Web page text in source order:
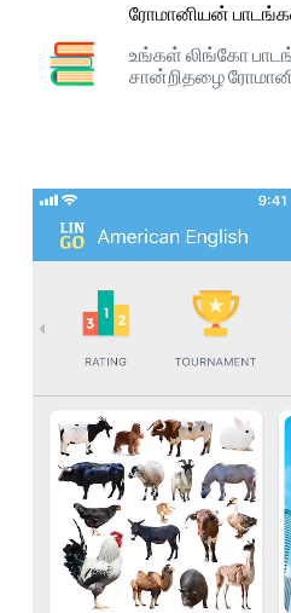
ரோமானியன்
உங்கள் லிங்கோ
சான்றிதழை